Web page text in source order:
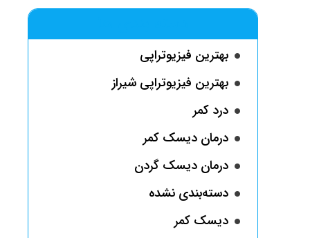
بهترین فیزیوتراپی
بهترین فیزیوتراپی شیراز
درد کمر
درمان دیسک کمر
درمان دیسک گردن
دسته‌بندی نشده
دیسک کمر